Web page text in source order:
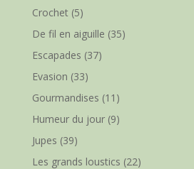
Crochet(5)
De fil en aiguille (35)
Escapades (37)
Evasion (33)
Gourmandises (11)
Humeur du jour(9)
Jupes (39)
Les grands loustics (22)